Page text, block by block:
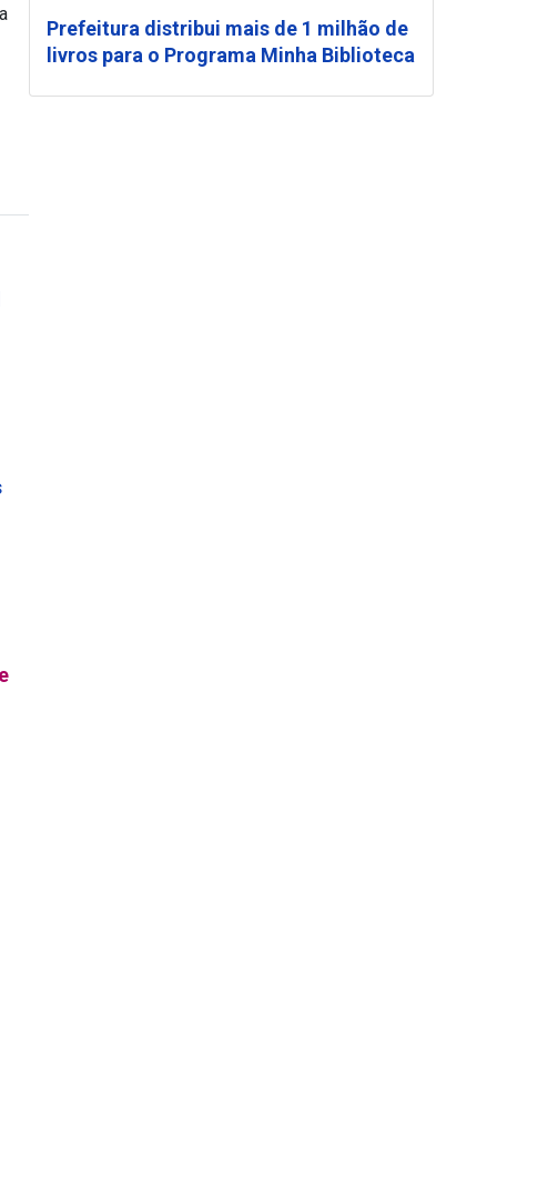
Prefeitura distribui mais de 1 milhão de
livros para o Programa Minha Biblioteca